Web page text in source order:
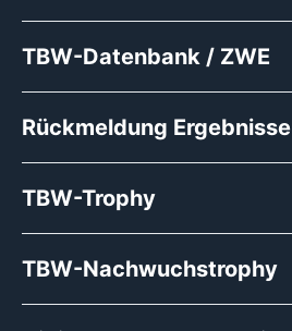
TBW-Datenbank / ZWE
Rückmeldung Ergebnisse
TBW-Trophy
TBW-Nachwuchstrophy